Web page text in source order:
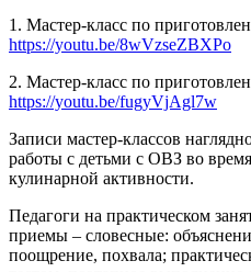
1. Мастер-класс по
https://youtu.be/8wVzseZBXPo
2. Мастер-класс по
https://youtu.be/fugyVjAgl7w
Записи мастер-классов
работы с детьми с ОВЗ во
кулинарной активности.
Педагоги на практическом
приемы – словесные:
поощрение, похвала;